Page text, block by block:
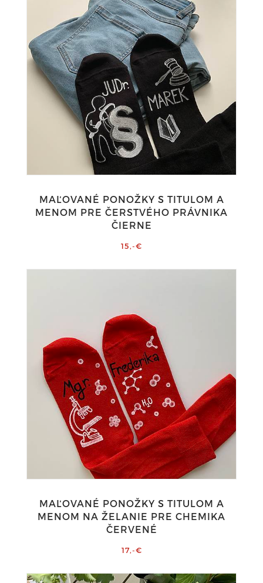
MAĽOVANÉ PONOŽKY S TITULOM A
MENOM PRE ČERSTVÉHO PRÁVNIKA
ČIERNE
15,-€
MAĽOVANÉ PONOŽKY S TITULOM A
MENOM NA ŽELANIE PRE CHEMIKA
ČERVENÉ
17,-€